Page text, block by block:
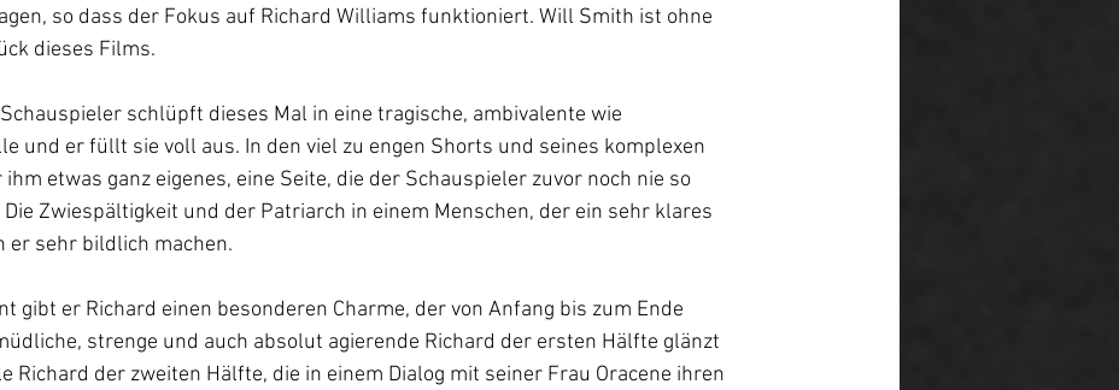
so dass der Fokus auf Richard Williams funktioniert. Will Smith ist ohne
dieses Films.
Schauspieler schlüpft dieses Mal in eine tragische, ambivalente wie
und er füllt sie voll aus. In den viel zu engen Shorts und seines komplexen
etwas ganz eigenes, eine Seite, die der Schauspieler zuvor noch nie so
Zwiespältigkeit und der Patriarch in einem Menschen, der ein sehr klares
er sehr bildlich machen.
gibt er Richard einen besonderen Charme, der von Anfang bis zum Ende
strenge und auch absolut agierende Richard der ersten Hälfte glänzt
Richard der zweiten Hälfte, die in einem Dialog mit seiner Frau Oracene ihren